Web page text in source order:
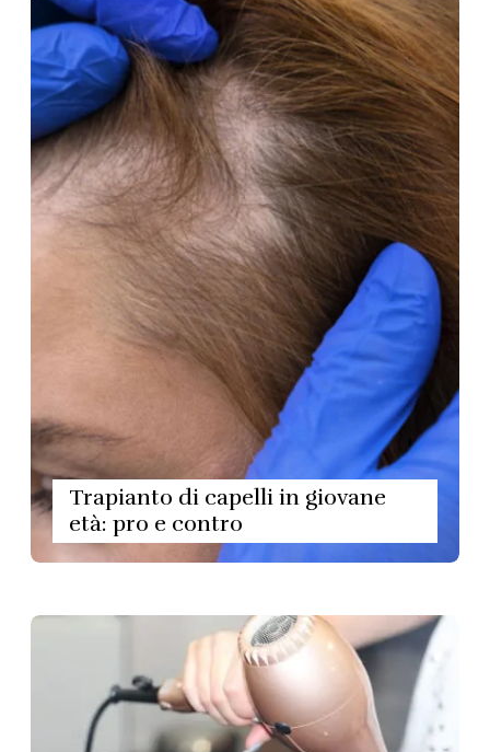
Trapianto di capelli in giovane
età: pro e contro